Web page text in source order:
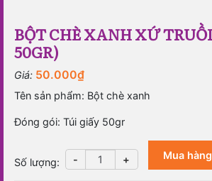
BỘT CHÈ XANH XỨ
50GR)
Giá: 50.000₫
Tên sản phẩm: Bột chè xanh
Đóng gói: Túi giấy 50gr
Số lượng: -
Bột
chè
+ Mua hàng